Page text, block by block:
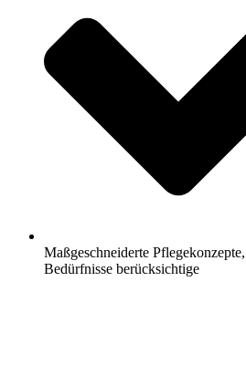
Maßgeschneiderte
Bedürfnisse berücksichtige